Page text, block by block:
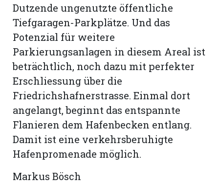
Dutzende ungenutzte öffentliche
Tiefgaragen-Parkplätze. Und das
Potenzial für weitere
Parkierungsanlagen in diesem Areal ist
beträchtlich, noch dazu mit perfekter
Erschliessung über die
Friedrichshafnerstrasse. Einmal dort
angelangt, beginnt das entspannte
Flanieren dem Hafenbecken entlang.
Damit ist eine verkehrsberuhigte
Hafenpromenade möglich.
Markus Bösch